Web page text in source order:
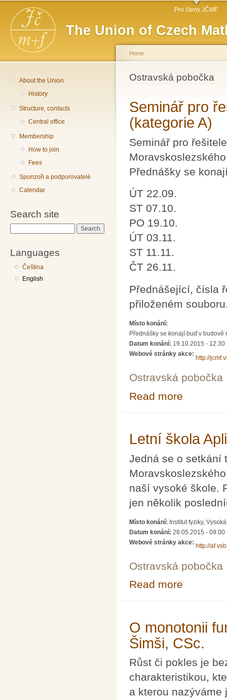
The Union of Czech
Main menu Pro členy JČMF
About the Union
History
Structure, contacts
Central office
Membership
How to join
Fees
Sponzoři a podporovatelé
Calendar
Search site
Languages
Čeština
English
You are here
Home
Ostravská pobočka
Seminář pro
(kategorie A)
Seminář pro
Přednášky se
ÚT 22.09.
ST 07.10.
PO 19.10.
ÚT 03.11.
ST 11.11.
ČT 26.11.
Přednášející, čísla
přiloženém
Místo konání:
Přednášky se konají buď v
Datum konání: 19.10.2015 - 12:30
Webové stránky akce:
http://
Ostravská pobočka
Read more
Letní škola
Jedná se o setkání
naší vysoké škole.
jen několik
Místo konání: Institut fyziky,
Datum konání: 28.05.2015 - 09:00
Webové stránky akce:
http://
Ostravská pobočka
Read more
O monotonii
Šimši, CSc.
Růst či pokles je
charakteristikou,
a kterou